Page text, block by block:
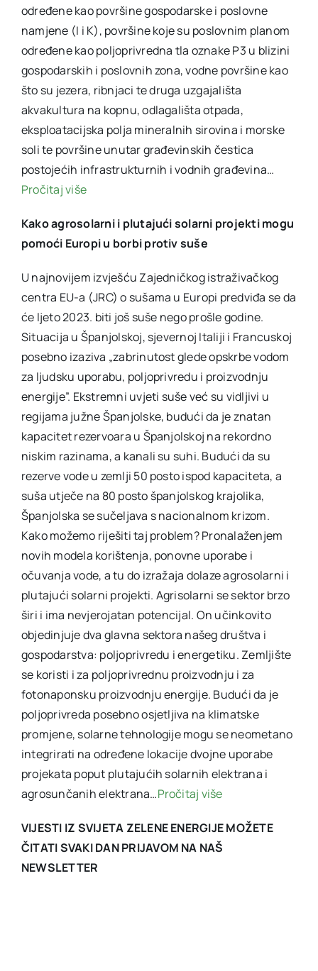
određene kao površine gospodarske i poslovne
namjene (I i K), površine koje su poslovnim planom
određene kao poljoprivredna tla oznake P3 u blizini
gospodarskih i poslovnih zona, vodne površine kao
što su jezera, ribnjaci te druga uzgajališta
akvakultura na kopnu, odlagališta otpada,
eksploatacijska polja mineralnih sirovina i morske
soli te površine unutar građevinskih čestica
postojećih infrastrukturnih i vodnih građevina…
Pročitaj više
Kako agrosolarni i plutajući solarni projekti mogu
pomoći Europi u borbi protiv suše
U najnovijem izvješću Zajedničkog istraživačkog
centra EU-a (JRC) o sušama u Europi predviđa se da
će ljeto 2023. biti još suše nego prošle godine.
Situacija u Španjolskoj, sjevernoj Italiji i Francuskoj
posebno izaziva „zabrinutost glede opskrbe vodom
za ljudsku uporabu, poljoprivredu i proizvodnju
energije”. Ekstremni uvjeti suše već su vidljivi u
regijama južne Španjolske, budući da je znatan
kapacitet rezervoara u Španjolskoj na rekordno
niskim razinama, a kanali su suhi. Budući da su
rezerve vode u zemlji 50 posto ispod kapaciteta, a
suša utječe na 80 posto španjolskog krajolika,
Španjolska se sučeljava s nacionalnom krizom.
Kako možemo riješiti taj problem? Pronalaženjem
novih modela korištenja, ponovne uporabe i
očuvanja vode, a tu do izražaja dolaze agrosolarni i
plutajući solarni projekti. Agrisolarni se sektor brzo
širi i ima nevjerojatan potencijal. On učinkovito
objedinjuje dva glavna sektora našeg društva i
gospodarstva: poljoprivredu i energetiku. Zemljište
se koristi i za poljoprivrednu proizvodnju i za
fotonaponsku proizvodnju energije. Budući da je
poljoprivreda posebno osjetljiva na klimatske
promjene, solarne tehnologije mogu se neometano
integrirati na određene lokacije dvojne uporabe
projekata poput plutajućih solarnih elektrana i
agrosunčanih elektrana…Pročitaj više
VIJESTI IZ SVIJETA ZELENE ENERGIJE MOŽETE
ČITATI SVAKI DAN PRIJAVOM NA NAŠ
NEWSLETTER